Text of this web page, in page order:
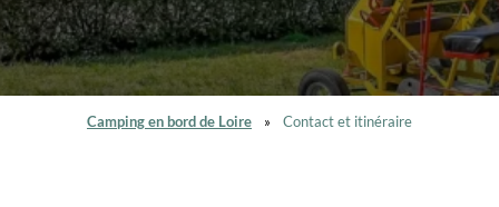
Camping en bord de Loire » Contact et itinéraire